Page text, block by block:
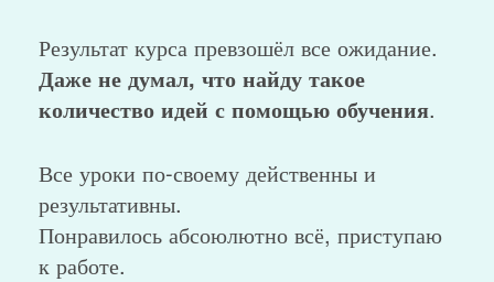
Результат курса превзошёл все ожидание.
Даже не думал, что найду такое
количество идей с помощью обучения.
Все уроки по-своему действенны и
результативны.
Понравилось абсоюлютно всё, приступаю
к работе.